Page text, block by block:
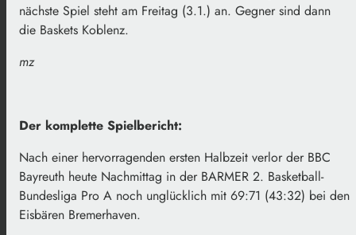
nächste Spiel steht am Freitag (3.1.) an. Gegner sind dann
die Baskets Koblenz.
mz
Der komplette Spielbericht:
Nach einer hervorragenden ersten Halbzeit verlor der BBC
Bayreuth heute Nachmittag in der BARMER 2. Basketball-
Bundesliga Pro A noch unglücklich mit 69:71 (43:32) bei den
Eisbären Bremerhaven.